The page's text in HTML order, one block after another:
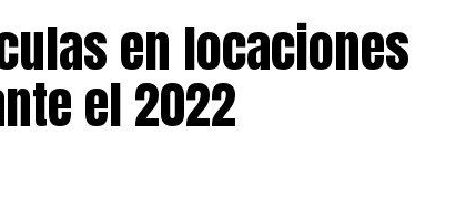
en locaciones
el 2022